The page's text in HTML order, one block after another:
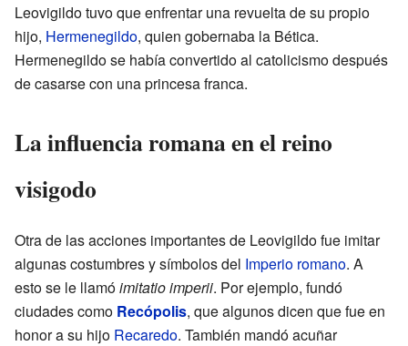
Leovigildo tuvo que enfrentar una revuelta de su propio
hijo, Hermenegildo, quien gobernaba la Bética.
Hermenegildo se había convertido al catolicismo después
de casarse con una princesa franca.
La influencia romana en el reino
visigodo
Otra de las acciones importantes de Leovigildo fue imitar
algunas costumbres y símbolos del Imperio romano. A
esto se le llamóimitatio imperii. Por ejemplo, fundó
ciudades como Recópolis, que algunos dicen que fue en
honor a su hijo Recaredo. También mandó acuñar